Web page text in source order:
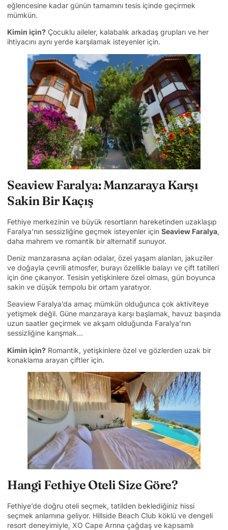
eğlencesine kadar günün tamamını tesis içinde geçirmek
mümkün.
Kimin için? Çocuklu aileler, kalabalık arkadaş grupları ve her
ihtiyacını aynı yerde karşılamak isteyenler için.
Seaview Faralya: Manzaraya Karşı
Sakin Bir Kaçış
Fethiye merkezinin ve büyük resortların hareketinden uzaklaşıp
Faralya’nın sessizliğine geçmek isteyenler için Seaview Faralya,
daha mahrem ve romantik bir alternatif sunuyor.
Deniz manzarasına açılan odalar, özel yaşam alanları, jakuziler
ve doğayla çevrili atmosfer, burayı özellikle balayı ve çift tatilleri
için öne çıkarıyor. Tesisin yetişkinlere özel olması, gün boyunca
sakin ve düşük tempolu bir ortam yaratıyor.
Seaview Faralya’da amaç mümkün olduğunca çok aktiviteye
yetişmek değil. Güne manzaraya karşı başlamak, havuz başında
uzun saatler geçirmek ve akşam olduğunda Faralya’nın
sessizliğine karışmak…
Kimin için? Romantik, yetişkinlere özel ve gözlerden uzak bir
konaklama arayan çiftler için.
Hangi Fethiye Oteli Size Göre?
Fethiye’de doğru oteli seçmek, tatilden beklediğiniz hissi
seçmek anlamına geliyor. Hillside Beach Club köklü ve dengeli
resort deneyimiyle, XO Cape Arnna çağdaş ve kapsamlı